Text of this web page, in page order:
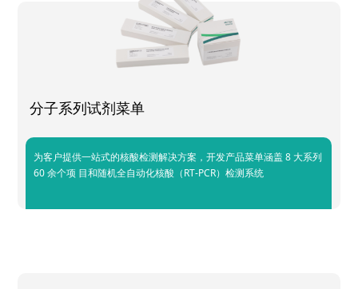
分子系列试剂菜单
为客户提供一站式的核酸检测解决方案，开发产品菜单涵盖 8 大系列
60 余个项 目和随机全自动化核酸（RT-PCR）检测系统